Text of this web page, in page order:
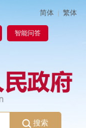
简体 | 繁体
智能问答
搜索